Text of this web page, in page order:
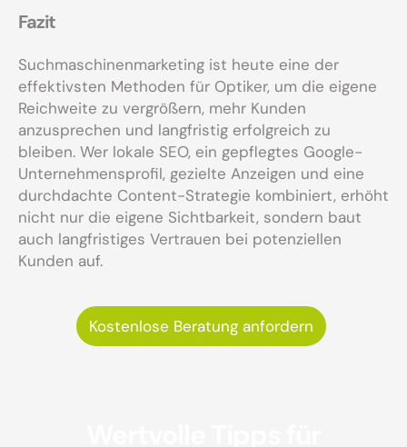
Fazit
Suchmaschinenmarketing ist heute eine der
effektivsten Methoden für Optiker, um die eigene
Reichweite zu vergrößern, mehr Kunden
anzusprechen und langfristig erfolgreich zu
bleiben. Wer lokale SEO, ein gepflegtes Google-
Unternehmensprofil, gezielte Anzeigen und eine
durchdachte Content-Strategie kombiniert, erhöht
nicht nur die eigene Sichtbarkeit, sondern baut
auch langfristiges Vertrauen bei potenziellen
Kunden auf.
Kostenlose Beratung anfordern